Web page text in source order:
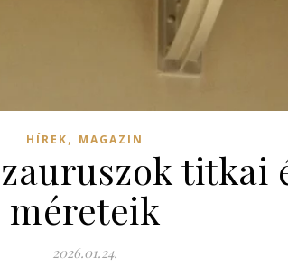
HÍREK, MAGAZIN
titkai
méreteik
2026.01.24.